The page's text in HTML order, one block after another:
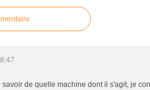
savoir de quelle machine dont il s'agit, je